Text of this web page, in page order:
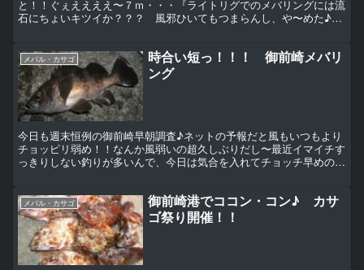
と！！ぐぇええええ〜７ｍ・・・『ライトリグでのメバリングには流
石にちょいキツイか？？？ 風邪ひいてもつまらんし、や〜めた♪』
メバル・カサゴ
時合い短っ！！！ 御前崎メバリ
ング
今日も週末恒例の御前崎早朝調査♪ネットの予報だと風もいつもより
チョッピリ弱め！！なんか風弱いの超久しぶりだし〜最近イマイチす
っきりしない釣りが多いんで、今日は気合を入れてチョッチ早めの出
メバル・カサゴ
御前崎港でココン・コン♪ カサ
ゴ祭り開催！！